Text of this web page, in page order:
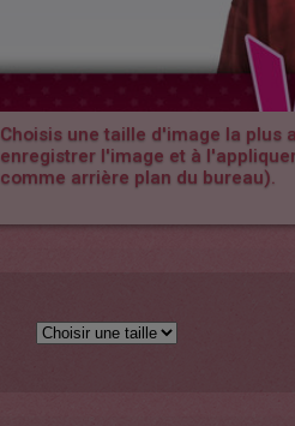
Choisis une taille d'image la plus
enregistrer l'image et à
comme arrière plan du bureau).